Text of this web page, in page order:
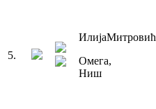
5.
ИлијаМитровић
Омега,
Ниш